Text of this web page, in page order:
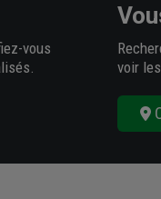
vous
voir